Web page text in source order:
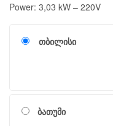
Power: 3,03 kW – 220V
თბილისი
ბათუმი